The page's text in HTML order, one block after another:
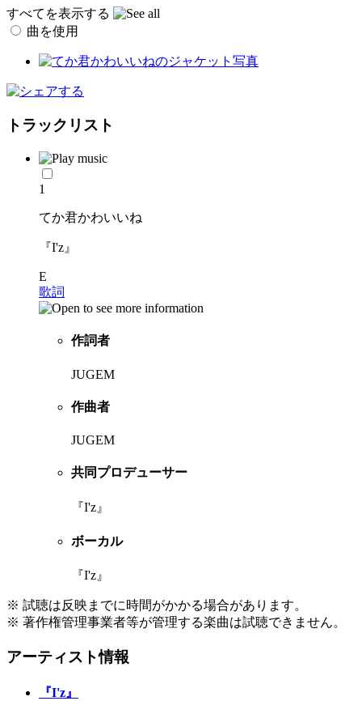
すべてを表示する
曲を使用
トラックリスト
1
てか君かわいいね
『I'z』
E
歌詞
作詞者
JUGEM
作曲者
JUGEM
共同プロデューサー
『I'z』
ボーカル
『I'z』
※ 試聴は反映までに時間がかかる場合があります。
※ 著作権管理事業者等が管理する楽曲は試聴できません。
アーティスト情報
『I'z』